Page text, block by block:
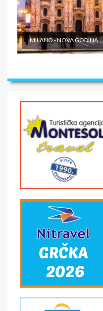
MILANO - NOVA GODINA